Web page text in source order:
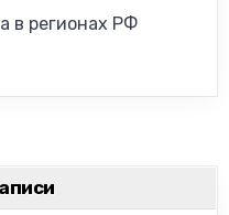
в регионах РФ